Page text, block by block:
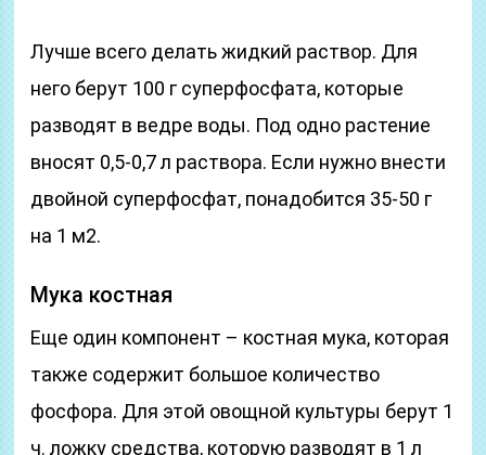
Лучше всего делать жидкий раствор. Для
него берут 100 г суперфосфата, которые
разводят в ведре воды. Под одно растение
вносят 0,5-0,7 л раствора. Если нужно внести
двойной суперфосфат, понадобится 35-50 г
на 1 м2.
Мука костная
Еще один компонент – костная мука, которая
также содержит большое количество
фосфора. Для этой овощной культуры берут 1
ч. ложку средства, которую разводят в 1 л